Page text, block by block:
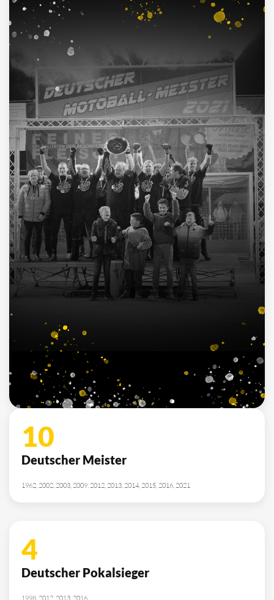
Deutscher Meister
1962, 2002, 2003, 2009, 2012, 2013, 2014, 2015, 2016, 2021
4
Deutscher Pokalsieger
1998, 2012, 2013, 2016
3
Süddeutscher Meister
2013, 2014, 2015
7
Deutscher Jugendmeister
2010, 2012, 2013, 2014, 2015, 2021, 2022